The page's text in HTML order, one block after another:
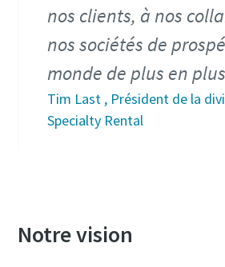
nos clients, à nos
nos sociétés de
monde de plus en
Tim Last , Président de la
Specialty Rental
Notre vision